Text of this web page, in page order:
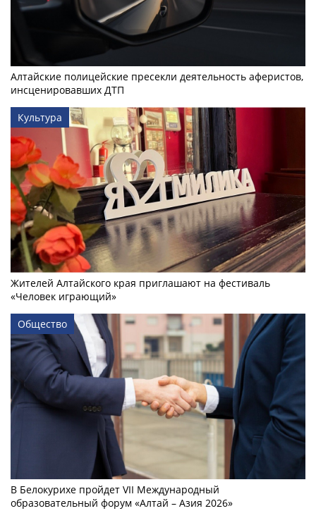
Алтайские полицейские пресекли деятельность аферистов,
инсценировавших ДТП
Культура
Жителей Алтайского края приглашают на фестиваль
«Человек играющий»
Общество
В Белокурихе пройдет VII Международный
образовательный форум «Алтай – Азия 2026»